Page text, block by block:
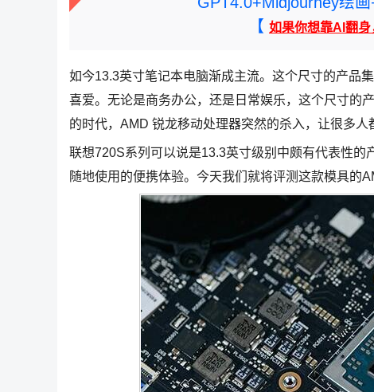
【 如果你想靠AI翻身
如今13.3英寸笔记本电脑渐成主流。这个尺寸的产品
喜爱。无论是商务办公，还是日常娱乐，这个尺寸的
的时代，AMD 锐龙移动处理器突然的杀入，让很多人
联想720S系列可以说是13.3英寸级别中颇有代表性
随地使用的便携体验。今天我们就将评测这款模具的